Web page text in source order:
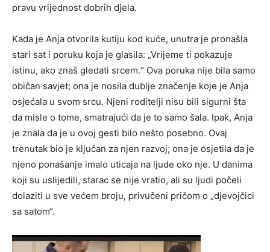
pravu vrijednost dobrih djela.
Kada je Anja otvorila kutiju kod kuće, unutra je pronašla
stari sat i poruku koja je glasila: „Vrijeme ti pokazuje
istinu, ako znaš gledati srcem.“ Ova poruka nije bila samo
običan savjet; ona je nosila dublje značenje koje je Anja
osjećala u svom srcu. Njeni roditelji nisu bili sigurni šta
da misle o tome, smatrajući da je to samo šala. Ipak, Anja
je znala da je u ovoj gesti bilo nešto posebno. Ovaj
trenutak bio je ključan za njen razvoj; ona je osjetila da je
njeno ponašanje imalo uticaja na ljude oko nje. U danima
koji su uslijedili, starac se nije vratio, ali su ljudi počeli
dolaziti u sve većem broju, privučeni pričom o „djevojčici
sa satom“.